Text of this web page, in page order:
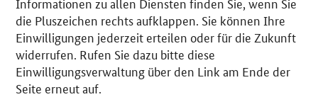
die Pluszeichen rechts aufklappen. Sie können Ihre
Einwilligungen jederzeit erteilen oder für die Zukunft
widerrufen. Rufen Sie dazu bitte diese
Einwilligungsverwaltung über den Link am Ende der
Seite erneut auf.